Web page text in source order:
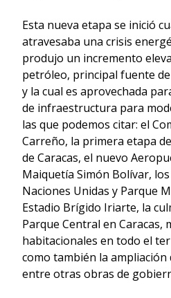
Esta nueva etapa se inició
atravesaba una crisis
produjo un incremento
petróleo, principal fuente
y la cual es aprovechada
de infraestructura para
las que podemos citar: el
Carreño, la primera etapa
de Caracas, el nuevo
Maiquetía Simón Bolívar,
Naciones Unidas y Parque
Estadio Brígido Iriarte, la
Parque Central en Caracas,
habitacionales en todo el
como también la ampliación
entre otras obras de